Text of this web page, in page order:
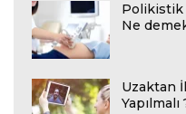
Polikistik
Ne
Uzaktan